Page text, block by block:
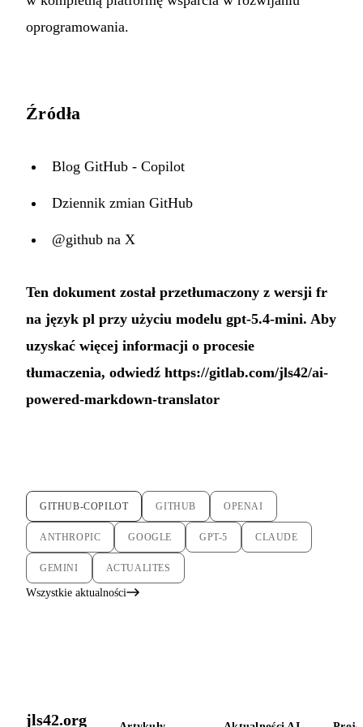
oprogramowania.
Źródła
Blog GitHub - Copilot
Dziennik zmian GitHub
@github na X
Ten dokument został przetłumaczony z wersji fr
na język pl przy użyciu modelu gpt-5.4-mini. Aby
uzyskać więcej informacji o procesie
tłumaczenia, odwiedź https://gitlab.com/jls42/ai-
powered-markdown-translator
GITHUB-COPILOT GITHUB OPENAI
ANTHROPIC GOOGLE GPT-5 CLAUDE
GEMINI ACTUALITES
Wszystkie aktualności
jls42.org